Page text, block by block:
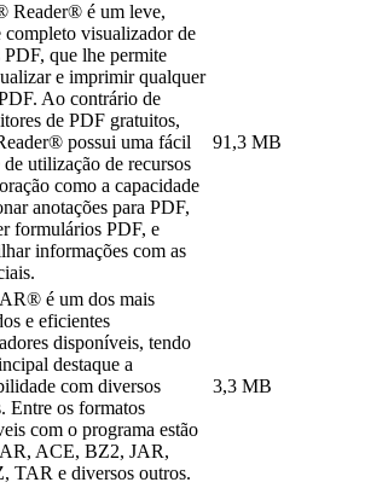
Reader® é um leve,
completo visualizador de
que lhe permite
e imprimir qualquer
Ao contrário de
de PDF gratuitos,
possui uma fácil
utilização de recursos
como a capacidade
anotações para PDF,
formulários PDF, e
informações com as
91,3 MB
é um dos mais
e eficientes
disponíveis, tendo
destaque a
com diversos
Entre os formatos
com o programa estão
ACE, BZ2, JAR,
TAR e diversos outros.
3,3 MB